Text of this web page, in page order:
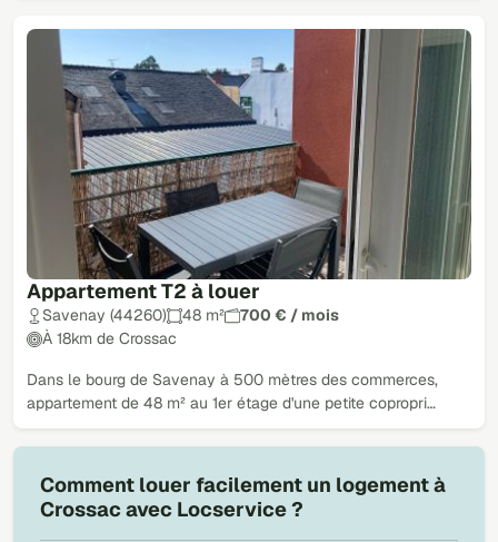
Appartement T2 à louer
Savenay (44260) 48 m²
700 € / mois
À 18km de Crossac
Dans le bourg de Savenay à 500 mètres des commerces,
appartement de 48 m² au 1er étage d'une petite copropri…
Comment louer facilement un logement à
Crossac avec Locservice ?